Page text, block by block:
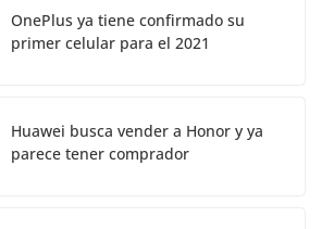
OnePlus ya tiene confirmado su
primer celular para el 2021
Huawei busca vender a Honor y ya
parece tener comprador